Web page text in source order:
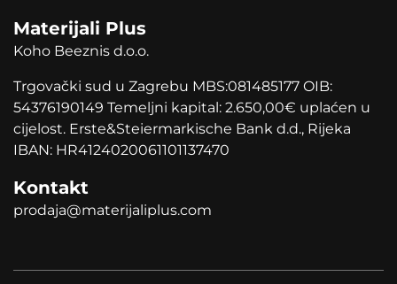
Materijali Plus
Koho Beeznis d.o.o.
Trgovački sud u Zagrebu MBS:081485177 OIB:
54376190149 Temeljni kapital: 2.650,00€ uplaćen u
cijelost. Erste&Steiermarkische Bank d.d., Rijeka
IBAN: HR4124020061101137470
Kontakt
prodaja@materijaliplus.com